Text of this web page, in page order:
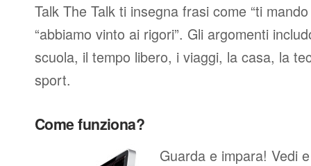
Talk The Talk ti insegna frasi come “ti
“abbiamo vinto ai rigori”. Gli argomenti
scuola, il tempo libero, i viaggi, la casa, la
sport.
Come funziona?
Guarda e impara! Vedi